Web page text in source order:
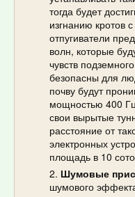
тогда будет
изгнанию кротов
отпугиватели
волн, которые
чувств
безопасны для
почву будут
мощностью 400
свои вырытые
расстояние от
электронных
площадь в 10
Шумовые
шумового